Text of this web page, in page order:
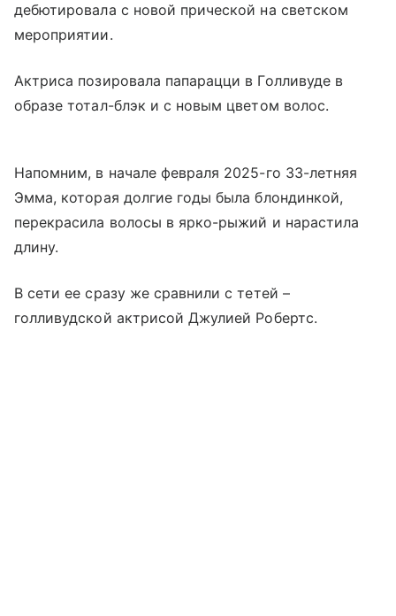
дебютировала с новой прической на светском
мероприятии.
Актриса позировала папарацци в Голливуде в
образе тотал-блэк и с новым цветом волос.
Напомним, в начале февраля 2025-го 33-летняя
Эмма, которая долгие годы была блондинкой,
перекрасила волосы в ярко-рыжий и нарастила
длину.
В сети ее сразу же сравнили с тетей –
голливудской актрисой Джулией Робертс.